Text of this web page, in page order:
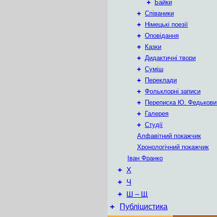
+
Байки
+ Співаники
+
Німецькі поезії
+ Оповідання
+
Казки
+ Дидактичні твори
+ Суміш
+
Переклади
+ Фольклорні записи
+
Переписка Ю.
+
Галерея
+ Студії
Алфавітний покажчик
Хронологічний покажчик
Іван Франко
+ Х
+ Ч
+ Ш – Щ
+ Публіцистика